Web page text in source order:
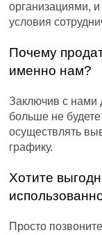
организациями,
условия
Почему
именно нам?
Заключив с нами
больше не
осуществлять
графику.
Хотите
Просто